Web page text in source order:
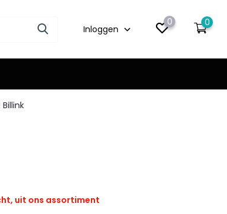
Inloggen
0 0
uit ons assortiment